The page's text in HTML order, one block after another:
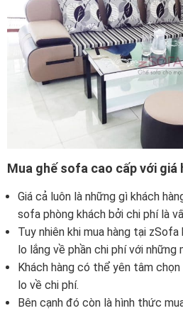
Mua ghế sofa cao cấp với giá
Giá cả luôn là những gì khách
sofa phòng khách bởi chi phí là
Tuy nhiên khi mua hàng tại
lo lắng về phần chi phí với những
Khách hàng có thể yên tâm
lo về chi phí.
Bên cạnh đó còn là hình thức